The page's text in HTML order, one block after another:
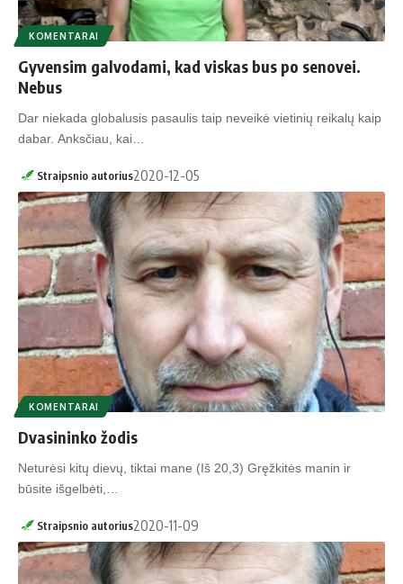
KOMENTARAI
Gyvensim galvodami, kad viskas bus po senovei.
Nebus
Dar niekada globalusis pasaulis taip neveikė vietinių reikalų kaip
dabar. Anksčiau, kai…
Straipsnio autorius2020-12-05
KOMENTARAI
Dvasininko žodis
Neturėsi kitų dievų, tiktai mane (Iš 20,3) Gręžkitės manin ir
būsite išgelbėti,…
Straipsnio autorius2020-11-09